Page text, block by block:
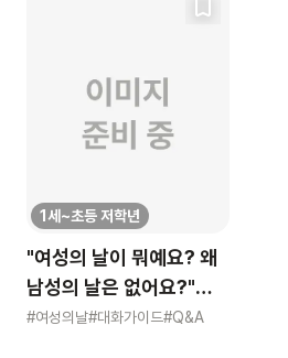
1세~초등 저학년
"여성의 날이 뭐예요? 왜
남성의 날은 없어요?"
묻는 어린이에게 이렇게
#여성의날#대화가이드#Q&A